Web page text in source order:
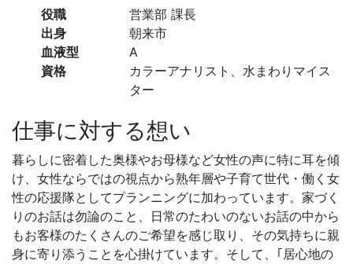
役職
営業部 課長
出身
朝来市
血液型
A
資格
カラーアナリスト、水まわりマイス
ター
仕事に対する想い
暮らしに密着した奥様やお母様など女性の声に特に耳を傾
け、女性ならではの視点から熟年層や子育て世代・働く女
性の応援隊としてプランニングに加わっています。家づく
りのお話は勿論のこと、日常のたわいのないお話の中から
もお客様のたくさんのご希望を感じ取り、その気持ちに親
身に寄り添うことを心掛けています。そして、｢居心地の